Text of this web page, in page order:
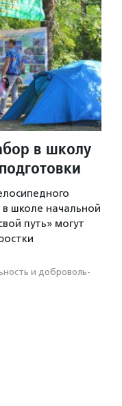
в школу
школе начальной
путь» могут
и доброволь­